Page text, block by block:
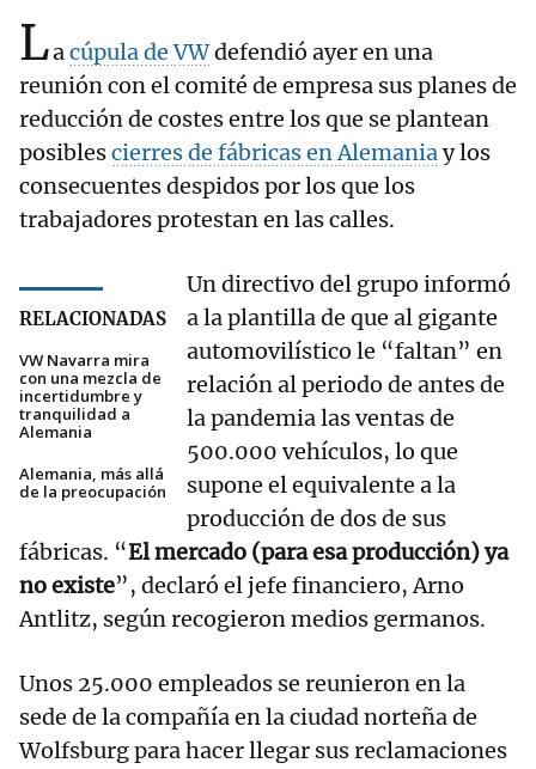
Lacúpula de VWdefendió ayer en una
reunión con el comité de empresa sus planes de
reducción de costes entre los que se plantean
posiblescierres de fábricas en Alemaniay los
consecuentes despidos por los que los
trabajadores protestan en las calles.
RELACIONADAS
VW Navarra mira
con una mezcla de
incertidumbre y
tranquilidad a
Alemania
Alemania, más allá
de la preocupación
Un directivo del grupo informó
a la plantilla de que al gigante
automovilístico le “faltan” en
relación al periodo de antes de
la pandemia las ventas de
500.000 vehículos, lo que
supone el equivalente a la
producción de dos de sus
fábricas. “El mercado (para esa producción) ya
no existe”, declaró el jefe financiero, Arno
Antlitz, según recogieron medios germanos.
Unos 25.000 empleados se reunieron en la
sede de la compañía en la ciudad norteña de
Wolfsburg para hacer llegar sus reclamaciones